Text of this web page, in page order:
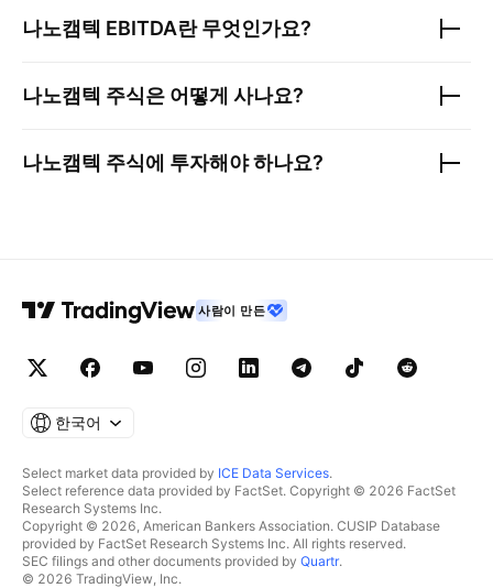
나노캠텍 EBITDA란 무엇인가요?
나노캠텍 주식은 어떻게 사나요?
나노캠텍 주식에 투자해야 하나요?
사람이 만든
한국어
Select market data provided by ICE Data Services.
Select reference data provided by FactSet. Copyright © 2026 FactSet
Research Systems Inc.
Copyright © 2026, American Bankers Association. CUSIP Database
provided by FactSet Research Systems Inc. All rights reserved.
SEC filings and other documents provided by Quartr.
© 2026 TradingView, Inc.